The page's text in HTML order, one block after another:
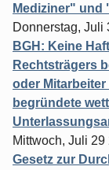
Mediziner" und
Donnerstag, Juli
BGH: Keine
Rechtsträgers
oder
begründete
Mittwoch, Juli 29
Gesetz zur